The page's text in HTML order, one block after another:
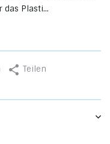
Plasti...
Teilen